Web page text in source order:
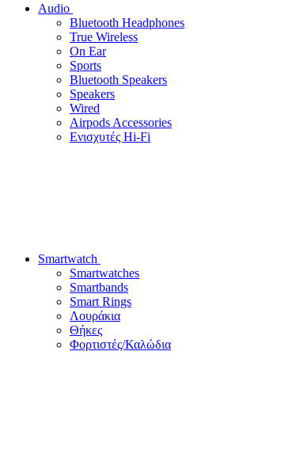
Audio
Bluetooth Headphones
True Wireless
On Ear
Sports
Bluetooth Speakers
Speakers
Wired
Airpods Accessories
Ενισχυτές Hi-Fi
Smartwatch
Smartwatches
Smartbands
Smart Rings
Λουράκια
Θήκες
Φορτιστές/Καλώδια